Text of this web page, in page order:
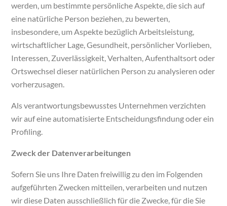
werden, um bestimmte persönliche Aspekte, die sich auf
eine natürliche Person beziehen, zu bewerten,
insbesondere, um Aspekte bezüglich Arbeitsleistung,
wirtschaftlicher Lage, Gesundheit, persönlicher Vorlieben,
Interessen, Zuverlässigkeit, Verhalten, Aufenthaltsort oder
Ortswechsel dieser natürlichen Person zu analysieren oder
vorherzusagen.
Als verantwortungsbewusstes Unternehmen verzichten
wir auf eine automatisierte Entscheidungsfindung oder ein
Profiling.
Zweck der Datenverarbeitungen
Sofern Sie uns Ihre Daten freiwillig zu den im Folgenden
aufgeführten Zwecken mitteilen, verarbeiten und nutzen
wir diese Daten ausschließlich für die Zwecke, für die Sie